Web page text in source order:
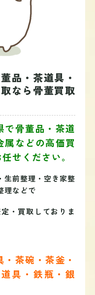
品・茶道具・
なら骨董買取
で骨董品・茶道
属などの高価買
せください。
生前整理・空き家整
理などで
・買取しておりま
茶碗・茶釜・
具・鉄瓶・銀